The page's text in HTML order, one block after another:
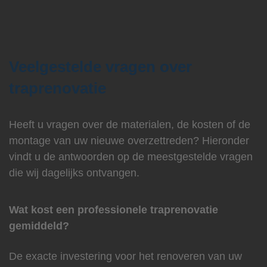
Veelgestelde vragen over
traprenovatie
Heeft u vragen over de materialen, de kosten of de
montage van uw nieuwe overzettreden? Hieronder
vindt u de antwoorden op de meestgestelde vragen
die wij dagelijks ontvangen.
Wat kost een professionele traprenovatie
gemiddeld?
De exacte investering voor het renoveren van uw